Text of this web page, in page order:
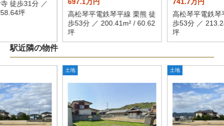
徒歩31分 ／
坪
高松琴平電鉄琴平線 栗熊 徒
歩53分 ／ 200.41m² / 60.62
坪
高松琴平電鉄琴
歩53分 ／
坪
駅近隣の物件
土地 土地